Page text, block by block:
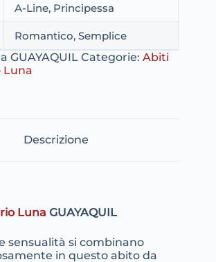
A-Line, Principessa
Romantico, Semplice
GUAYAQUIL Categorie: Abiti
Luna
Descrizione
Luna GUAYAQUIL
sensualità si combinano
in questo abito da